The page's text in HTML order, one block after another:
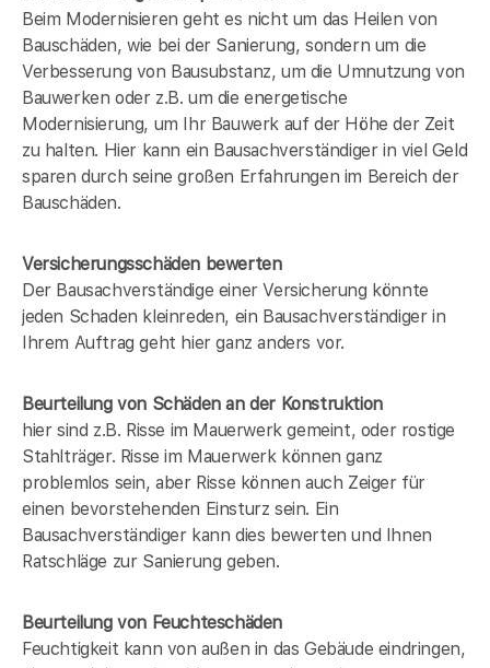
Beim Modernisieren geht es nicht um das Heilen von
Bauschäden, wie bei der Sanierung, sondern um die
Verbesserung von Bausubstanz, um die Umnutzung von
Bauwerken oder z.B. um die energetische
Modernisierung, um Ihr Bauwerk auf der Höhe der Zeit
zu halten. Hier kann ein Bausachverständiger in viel Geld
sparen durch seine großen Erfahrungen im Bereich der
Bauschäden.
Versicherungsschäden bewerten
Der Bausachverständige einer Versicherung könnte
jeden Schaden kleinreden, ein Bausachverständiger in
Ihrem Auftrag geht hier ganz anders vor.
Beurteilung von Schäden an der Konstruktion
hier sind z.B. Risse im Mauerwerk gemeint, oder rostige
Stahlträger. Risse im Mauerwerk können ganz
problemlos sein, aber Risse können auch Zeiger für
einen bevorstehenden Einsturz sein. Ein
Bausachverständiger kann dies bewerten und Ihnen
Ratschläge zur Sanierung geben.
Beurteilung von Feuchteschäden
Feuchtigkeit kann von außen in das Gebäude eindringen,